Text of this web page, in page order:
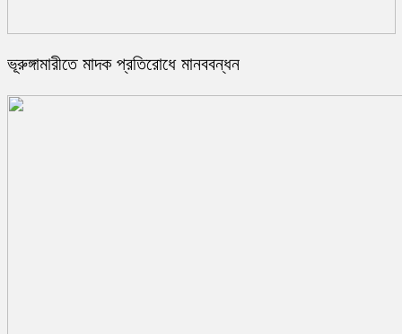
ভূরুঙ্গামারীতে মাদক প্রতিরোধে মানববন্ধন